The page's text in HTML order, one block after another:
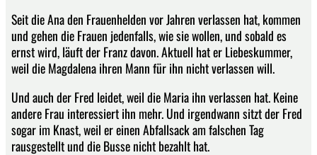
Seit die Ana den Frauenhelden vor Jahren verlassen hat, kommen
und gehen die Frauen jedenfalls, wie sie wollen, und sobald es
ernst wird, läuft der Franz davon. Aktuell hat er Liebeskummer,
weil die Magdalena ihren Mann für ihn nicht verlassen will.
Und auch der Fred leidet, weil die Maria ihn verlassen hat. Keine
andere Frau interessiert ihn mehr. Und irgendwann sitzt der Fred
sogar im Knast, weil er einen Abfallsack am falschen Tag
rausgestellt und die Busse nicht bezahlt hat.